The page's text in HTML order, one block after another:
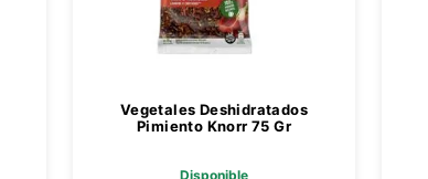
Vegetales Deshidratados
Pimiento Knorr 75 Gr
Disponible